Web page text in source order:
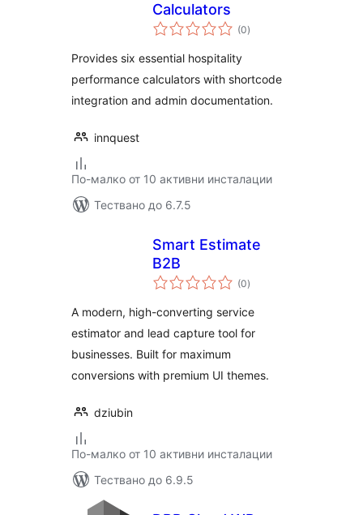
Calculators
(0общо
оценки
)
Provides six essential hospitality
performance calculators with shortcode
integration and admin documentation.
innquest
По-малко от 10 активни инсталации
Тествано до 6.7.5
Smart Estimate
B2B
(0общо
оценки
)
A modern, high-converting service
estimator and lead capture tool for
businesses. Built for maximum
conversions with premium UI themes.
dziubin
По-малко от 10 активни инсталации
Тествано до 6.9.5